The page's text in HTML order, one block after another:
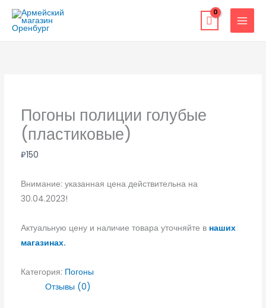
Перейти
содержимому
Погоны полиции голубые
(пластиковые)
₽150
Внимание: указанная цена действительна на
30.04.2023!
Актуальную цену и наличие товара уточняйте в наших
магазинах.
Категория: Погоны
Отзывы (0)